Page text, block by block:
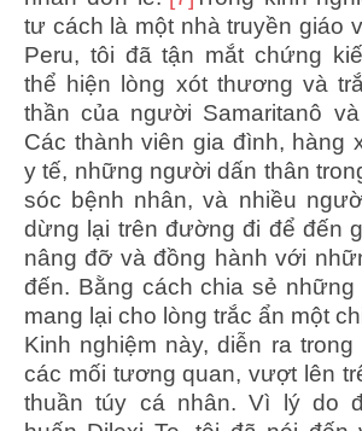
tư cách là một nhà truyền giáo
Peru, tôi đã tận mắt chứng
thể hiện lòng xót thương và
thần của người Samaritanô
Các thành viên gia đình, hàng
y tế, những người dấn thân
sóc bệnh nhân, và nhiều
dừng lại trên đường đi để đến
nâng đỡ và đồng hành với
đến. Bằng cách chia sẻ
mang lại cho lòng trắc ẩn một
Kinh nghiệm này, diễn ra
các mối tương quan, vượt lên
thuần túy cá nhân. Vì lý do